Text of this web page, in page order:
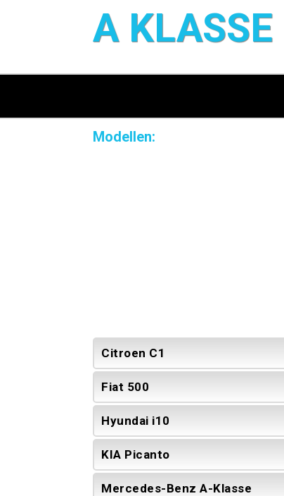
A KLASSE
Modellen:
Citroen C1
Fiat 500
Hyundai i10
KIA Picanto
Mercedes-Benz A-Klasse